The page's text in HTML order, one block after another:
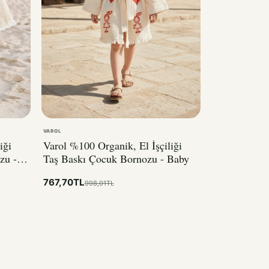
-
VAROL
Varol %100 Organik, El İşçiliği
Taş Baskı Çocuk Bornozu - Baby
767,70TL998,01TL